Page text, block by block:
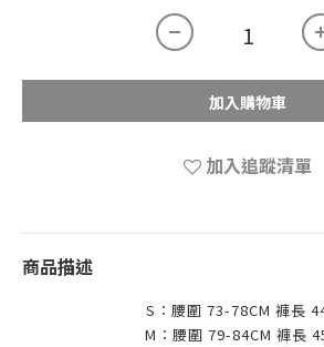
加入購物車
加入追蹤清單
商品描述
S：腰圍 73-78CM 褲長
M：腰圍 79-84CM 褲長